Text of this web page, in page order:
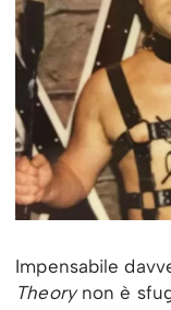
Impensabile
Theorynon è